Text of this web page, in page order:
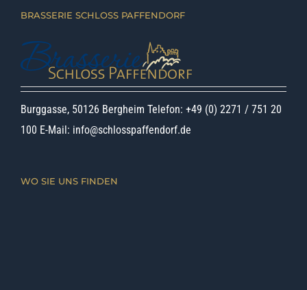
BRASSERIE SCHLOSS PAFFENDORF
Burggasse, 50126 Bergheim Telefon: +49 (0) 2271 / 751 20
100 E-Mail: info@schlosspaffendorf.de
WO SIE UNS FINDEN